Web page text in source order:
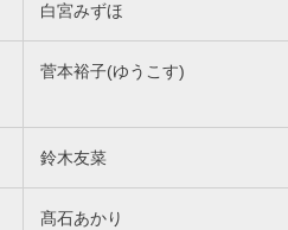
白宮みずほ
菅本裕子(ゆうこす)
鈴木友菜
髙石あかり